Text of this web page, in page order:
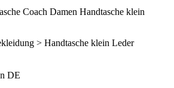
Coach Damen Handtasche klein
> Handtasche klein Leder
DE